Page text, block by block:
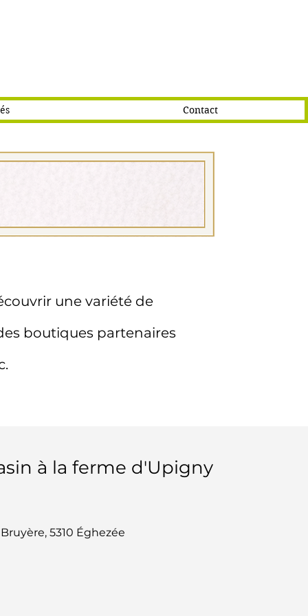
Contact
une variété de
boutiques partenaires
à la ferme d'Upigny
5310 Éghezée